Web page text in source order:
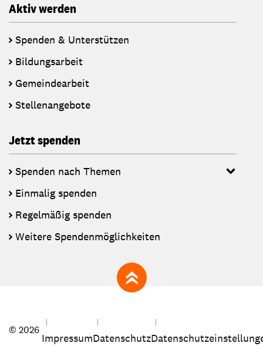
Aktiv werden
Spenden & Unterstützen
Bildungsarbeit
Gemeindearbeit
Stellenangebote
Jetzt spenden
Spenden nach Themen
Einmalig spenden
Regelmäßig spenden
Weitere Spendenmöglichkeiten
zum Seitenanfang
© 2026
ImpressumDatenschutz